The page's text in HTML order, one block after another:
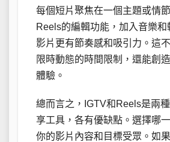
每個短片聚焦在一個主題或情
Reels的編輯功能，加入音樂
影片更有節奏感和吸引力。這
限時動態的時間限制，還能創
體驗。
總而言之，IGTV和Reels是兩
享工具，各有優缺點。選擇哪
你的影片內容和目標受眾。如